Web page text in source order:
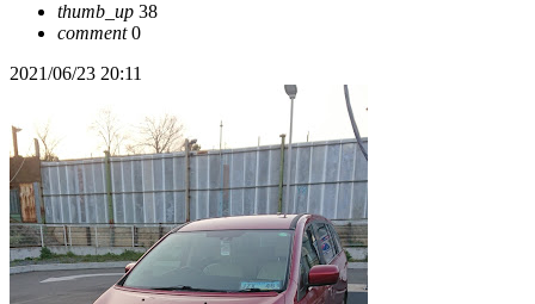
thumb_up 38
comment0
2021/06/23 20:11